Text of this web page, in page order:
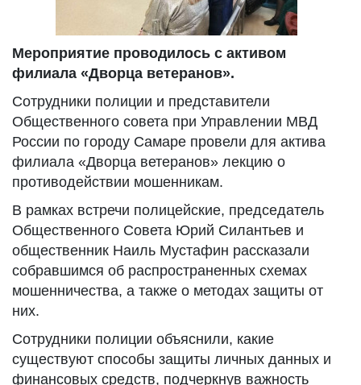
Мероприятие проводилось с активом
филиала «Дворца ветеранов».
Сотрудники полиции и представители
Общественного совета при Управлении МВД
России по городу Самаре провели для актива
филиала «Дворца ветеранов» лекцию о
противодействии мошенникам.
В рамках встречи полицейские, председатель
Общественного Совета Юрий Силантьев и
общественник Наиль Мустафин рассказали
собравшимся об распространенных схемах
мошенничества, а также о методах защиты от
них.
Сотрудники полиции объяснили, какие
существуют способы защиты личных данных и
финансовых средств, подчеркнув важность